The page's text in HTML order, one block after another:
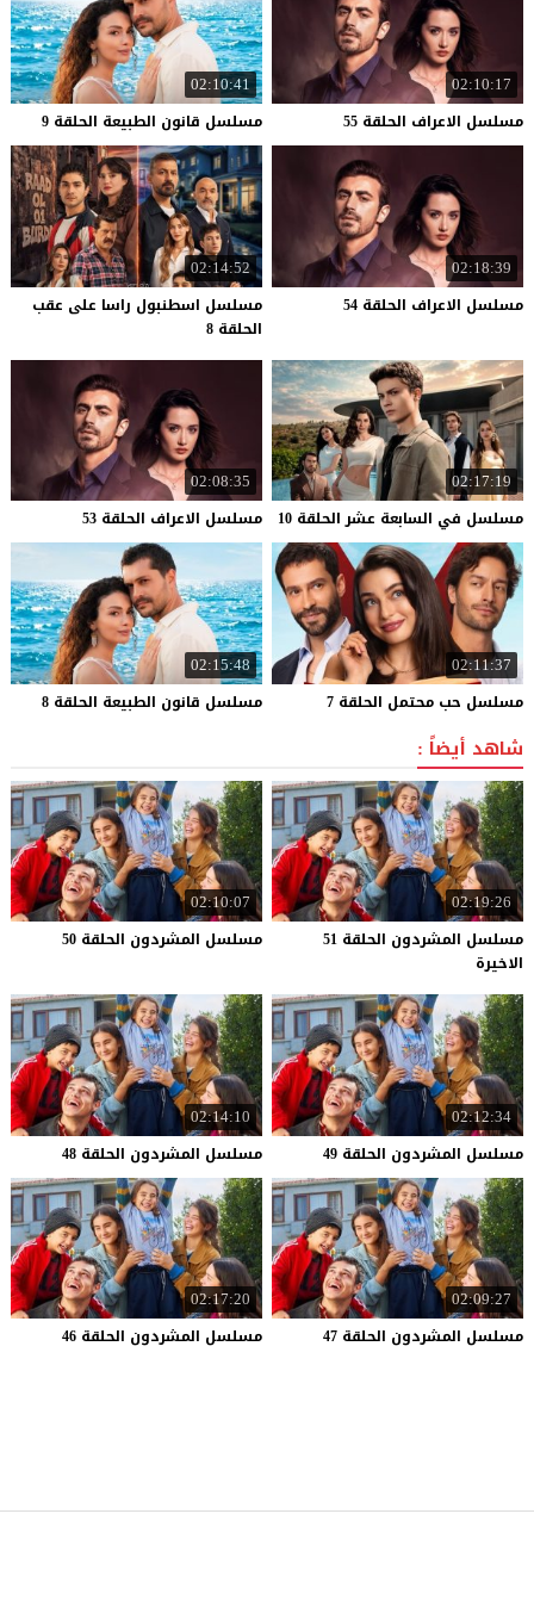
02:10:17
مسلسل الاعراف الحلقة 55
02:10:41
مسلسل قانون الطبيعة الحلقة 9
02:18:39
مسلسل الاعراف الحلقة 54
02:14:52
مسلسل اسطنبول راسا على عقب
الحلقة 8
02:17:19
مسلسل في السابعة عشر الحلقة 10
02:08:35
مسلسل الاعراف الحلقة 53
02:11:37
مسلسل حب محتمل الحلقة 7
02:15:48
مسلسل قانون الطبيعة الحلقة 8
شاهد أيضاً :
02:19:26
مسلسل المشردون الحلقة 51
الاخيرة
02:10:07
مسلسل المشردون الحلقة 50
02:12:34
مسلسل المشردون الحلقة 49
02:14:10
مسلسل المشردون الحلقة 48
02:09:27
مسلسل المشردون الحلقة 47
02:17:20
مسلسل المشردون الحلقة 46